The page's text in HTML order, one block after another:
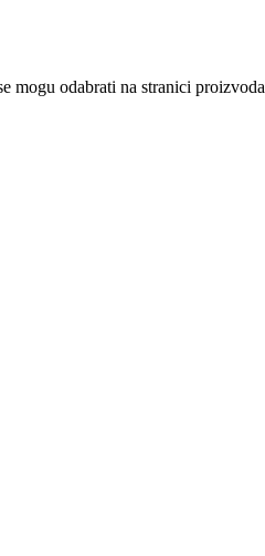
mogu odabrati na stranici proizvoda